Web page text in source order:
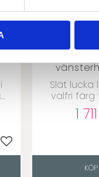
Lägg till i favoriter
​Slät lucka
valfri färg
1 711
KÖP